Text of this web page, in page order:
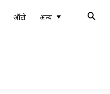
ऑटो अन्य